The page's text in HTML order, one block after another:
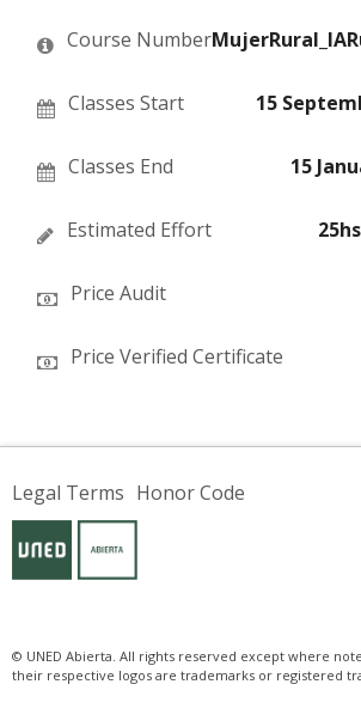
this
course
say
you've
in
this
course
in
Course Number
Classes Start 15
Classes End 15
Estimated Effort
Price Audit
Price Verified Certificate
Legal Terms Honor Code
© UNED Abierta. All rights reserved except where
their respective logos are trademarks or registered